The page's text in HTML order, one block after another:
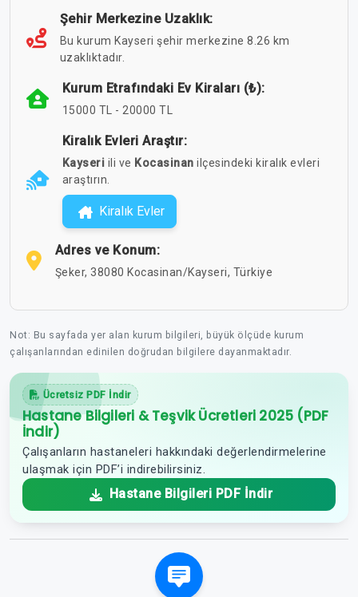
Şehir Merkezine Uzaklık:
Bu kurum Kayseri şehir merkezine 8.26 km
uzaklıktadır.
Kurum Etrafındaki Ev Kiraları (₺):
15000 TL - 20000 TL
Kiralık Evleri Araştır:
Kayseri ili ve Kocasinan ilçesindeki kiralık evleri
araştırın.
Kiralık Evler
Adres ve Konum:
Şeker, 38080 Kocasinan/Kayseri, Türkiye
Not: Bu sayfada yer alan kurum bilgileri, büyük ölçüde kurum
çalışanlarından edinilen doğrudan bilgilere dayanmaktadır.
Ücretsiz PDF İndir
Hastane Bilgileri & Teşvik Ücretleri 2025 (PDF
İndir)
Çalışanların hastaneleri hakkındaki değerlendirmelerine
ulaşmak için PDF’i indirebilirsiniz.
Hastane Bilgileri PDF İndir